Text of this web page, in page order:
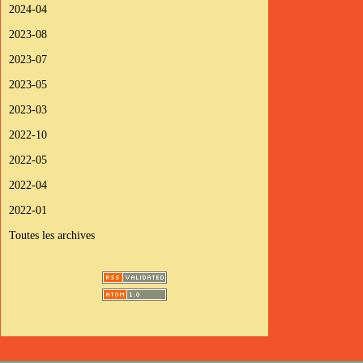
2024-04
2023-08
2023-07
2023-05
2023-03
2022-10
2022-05
2022-04
2022-01
Toutes les archives